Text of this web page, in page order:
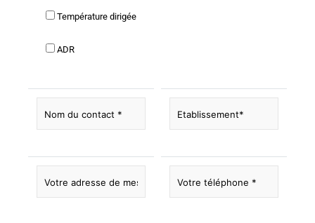
Température dirigée
ADR